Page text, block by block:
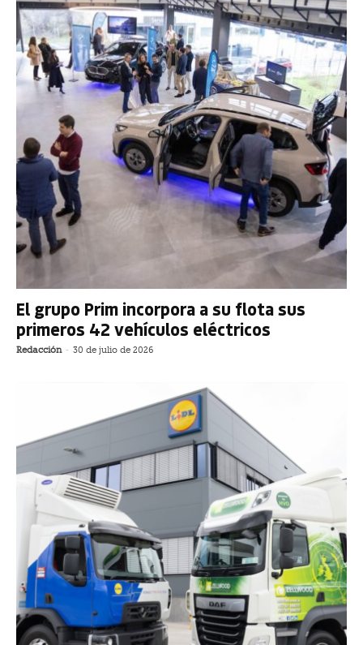
El grupo Prim incorpora a su flota sus
primeros 42 vehículos eléctricos
Redacción - 30 de julio de 2026